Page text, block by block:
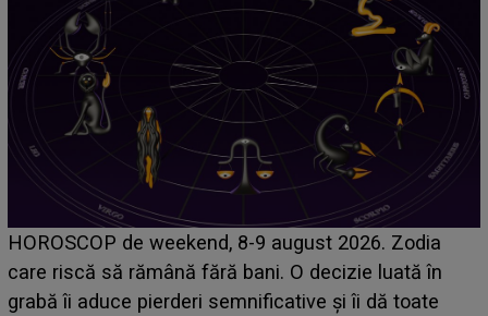
Emanuel a ținut ACEST DETALIU ASCUNS până
acum! În fața Alexandrei, concurentul din Casa Iubirii
face o MĂRTURISIRE NEAȘTEPTATĂ despre mama